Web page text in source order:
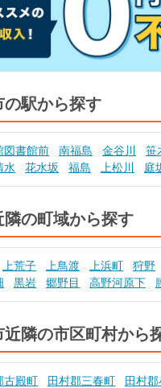
の駅から探す
図書館前 南福島 金谷川 笹
水
花水坂 福島 上松川 庭
隣の町域から探す
上荒子 上鳥渡 上浜町 狩野
黒岩 郷野目 高野河原下
近隣の市区町村から
古殿町 田村郡三春町 田村